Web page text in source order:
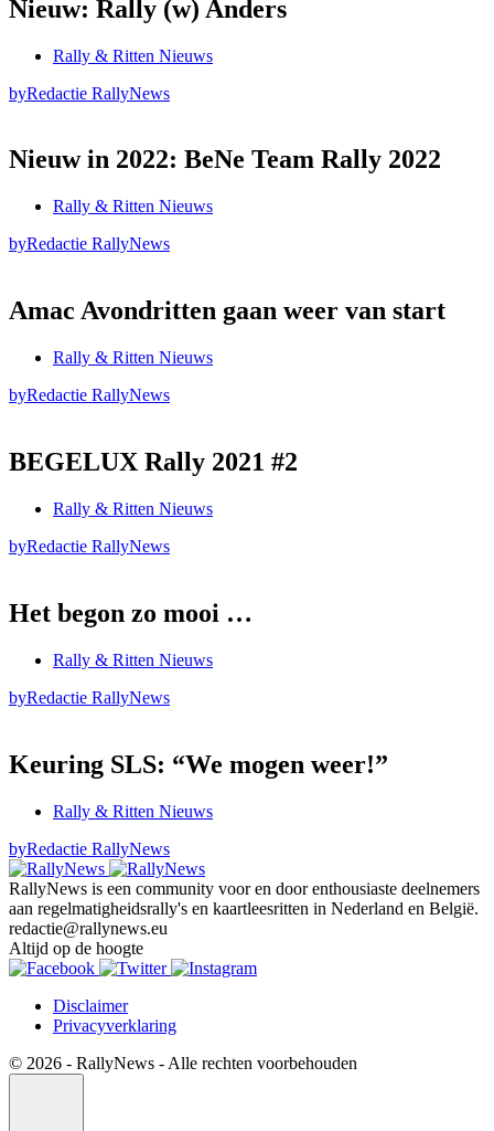
Nieuw: Rally (w) Anders
Rally & Ritten Nieuws
byRedactie RallyNews
Nieuw in 2022: BeNe Team Rally 2022
Rally & Ritten Nieuws
byRedactie RallyNews
Amac Avondritten gaan weer van start
Rally & Ritten Nieuws
byRedactie RallyNews
BEGELUX Rally 2021 #2
Rally & Ritten Nieuws
byRedactie RallyNews
Het begon zo mooi …
Rally & Ritten Nieuws
byRedactie RallyNews
Keuring SLS: “We mogen weer!”
Rally & Ritten Nieuws
byRedactie RallyNews
RallyNews is een community voor en door enthousiaste deelnemers
aan regelmatigheidsrally's en kaartleesritten in Nederland en België.
redactie@rallynews.eu
Altijd op de hoogte
Disclaimer
Privacyverklaring
© 2026 - RallyNews - Alle rechten voorbehouden